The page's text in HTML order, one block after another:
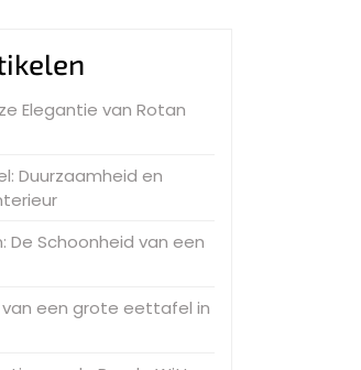
Elegantie van Rotan
Duurzaamheid en
De Schoonheid van een
een grote eettafel in